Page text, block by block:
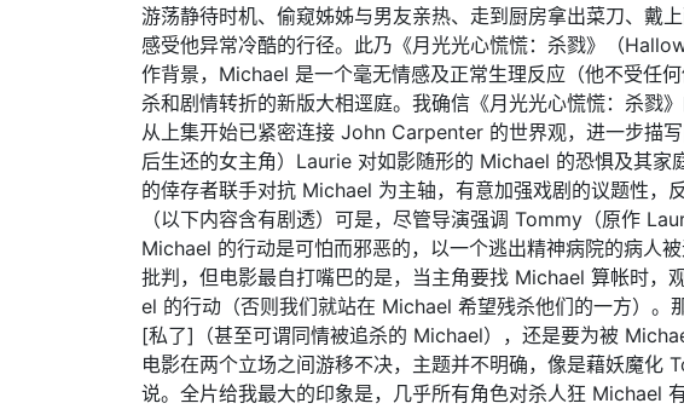
游荡静待时机、偷窥姊姊与男友亲热、走到厨房拿出菜刀、戴
感受他异常冷酷的行径。此乃《月光光心慌慌：杀戮》（
作背景，Michael 是一个毫无情感及正常生理反应（他不受任
杀和剧情转折的新版大相逕庭。我确信《月光光心慌慌：杀戮
从上集开始已紧密连接 John Carpenter 的世界观，进一步描
后生还的女主角）Laurie 对如影随形的 Michael 的恐惧及其家
的倖存者联手对抗 Michael 为主轴，有意加强戏剧的议题性，
（以下内容含有剧透）可是，尽管导演强调 Tommy（原作
Michael 的行动是可怕而邪恶的，以一个逃出精神病院的病人
批判，但电影最自打嘴巴的是，当主角要找 Michael 算帐时，
el 的行动（否则我们就站在 Michael 希望残杀他们的一方）。
[私了]（甚至可谓同情被追杀的 Michael），还是要为被
电影在两个立场之间游移不决，主题并不明确，像是藉妖魔化
说。全片给我最大的印象是，几乎所有角色对杀人狂 Michael